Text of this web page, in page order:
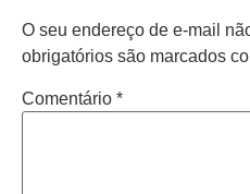
O seu endereço de e-mail
obrigatórios são marcados
Comentário *